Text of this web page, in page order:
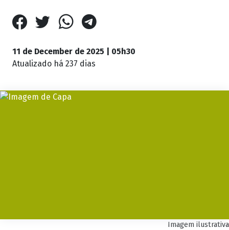
11 de December de 2025 | 05h30
Atualizado há 237 dias
Imagem ilustrativa